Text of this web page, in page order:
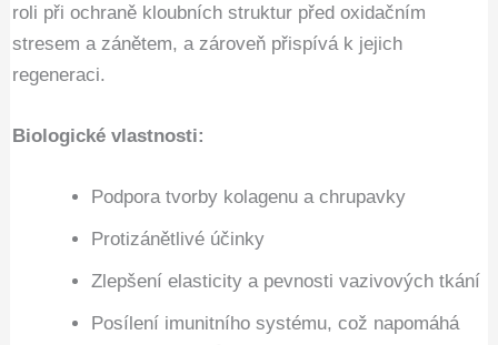
roli při ochraně kloubních struktur před oxidačním
stresem a zánětem, a zároveň přispívá k jejich
regeneraci.
Biologické vlastnosti:
Podpora tvorby kolagenu a chrupavky
Protizánětlivé účinky
Zlepšení elasticity a pevnosti vazivových tkání
Posílení imunitního systému, což napomáhá